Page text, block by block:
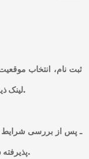
لینک ذیل تا ساعت ۱۴، ۱۸ اردی‌بهشت امکان پذیر می‌باشد.
ـ پس از بررسی شرایط
پذیرفته شده ۳۰ اردی‌بهشت برای شرکت‌ها ارسال می‌گردد.